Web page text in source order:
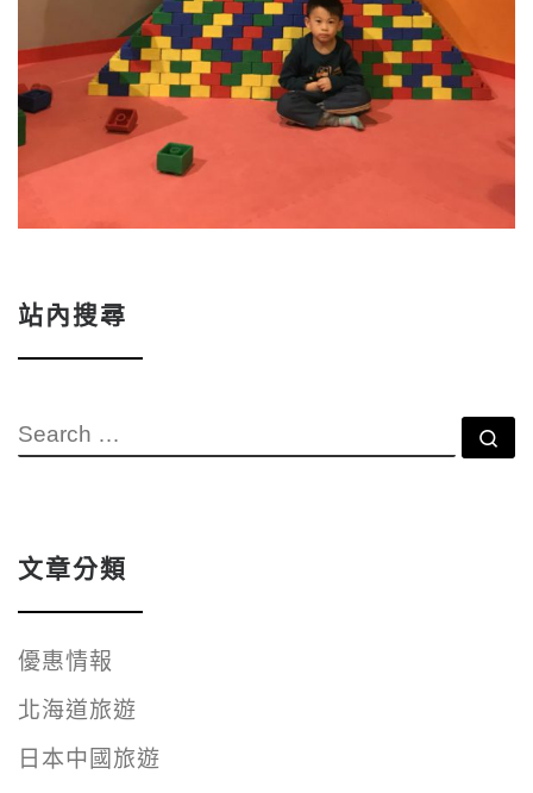
站內搜尋
SEARCH
文章分類
優惠情報
北海道旅遊
日本中國旅遊